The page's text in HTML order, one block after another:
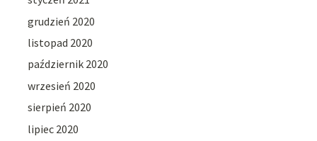
grudzień 2020
listopad 2020
październik 2020
wrzesień 2020
sierpień 2020
lipiec 2020